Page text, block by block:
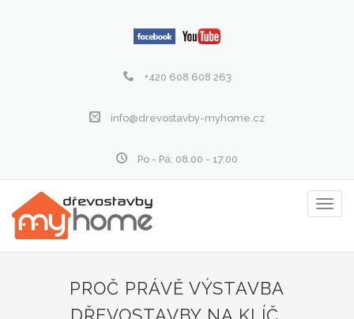
+420 608 608 263
info@drevostavby-myhome.cz
Po - Pá: 08.00 - 17.00
menu
PROČ PRÁVĚ VÝSTAVBA
DŘEVOSTAVBY NA KLÍČ,